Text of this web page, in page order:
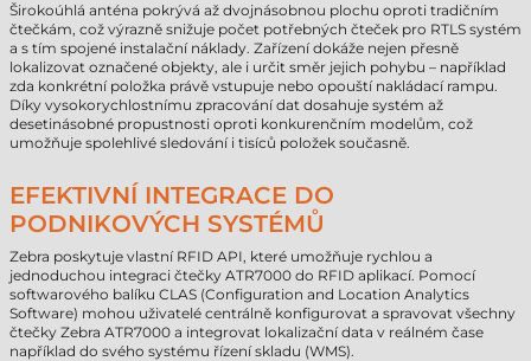
Širokoúhlá anténa pokrývá až dvojnásobnou plochu oproti tradičním
čtečkám, což výrazně snižuje počet potřebných čteček pro RTLS systém
a s tím spojené instalační náklady. Zařízení dokáže nejen přesně
lokalizovat označené objekty, ale i určit směr jejich pohybu – například
zda konkrétní položka právě vstupuje nebo opouští nakládací rampu.
Díky vysokorychlostnímu zpracování dat dosahuje systém až
desetinásobné propustnosti oproti konkurenčním modelům, což
umožňuje spolehlivé sledování i tisíců položek současně.
EFEKTIVNÍ INTEGRACE DO
PODNIKOVÝCH SYSTÉMŮ
Zebra poskytuje vlastní RFID API, které umožňuje rychlou a
jednoduchou integraci čtečky ATR7000 do RFID aplikací. Pomocí
softwarového balíku CLAS (Configuration and Location Analytics
Software) mohou uživatelé centrálně konfigurovat a spravovat všechny
čtečky Zebra ATR7000 a integrovat lokalizační data v reálném čase
například do svého systému řízení skladu (WMS).